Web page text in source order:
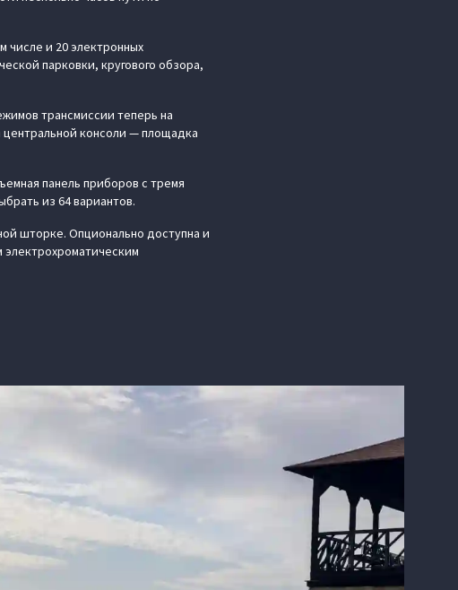
числе и 20 электронных
парковки, кругового обзора,
трансмиссии теперь на
консоли — площадка
панель приборов с тремя
из 64 вариантов.
шторке. Опционально доступна и